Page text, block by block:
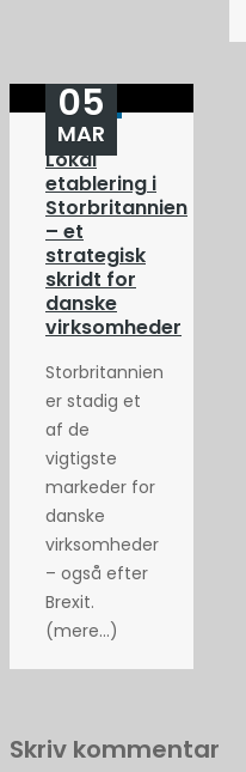
Lokal
etablering i
Storbritannien
– et
strategisk
skridt for
danske
virksomheder
05
MAR
Storbritannien
er stadig et
af de
vigtigste
markeder for
danske
virksomheder
– også efter
Brexit.
(mere…)
Skriv kommentar